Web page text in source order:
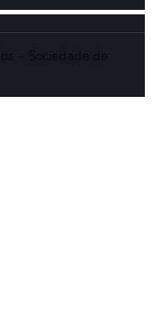
– Sociedade de